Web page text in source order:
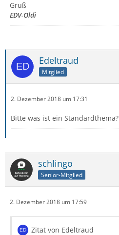
Gruß
EDV-Oldi
Edeltraud
Mitglied
2. Dezember 2018 um 17:31
Bitte was ist ein Standardthema?
schlingo
Senior-Mitglied
2. Dezember 2018 um 17:59
Zitat von Edeltraud